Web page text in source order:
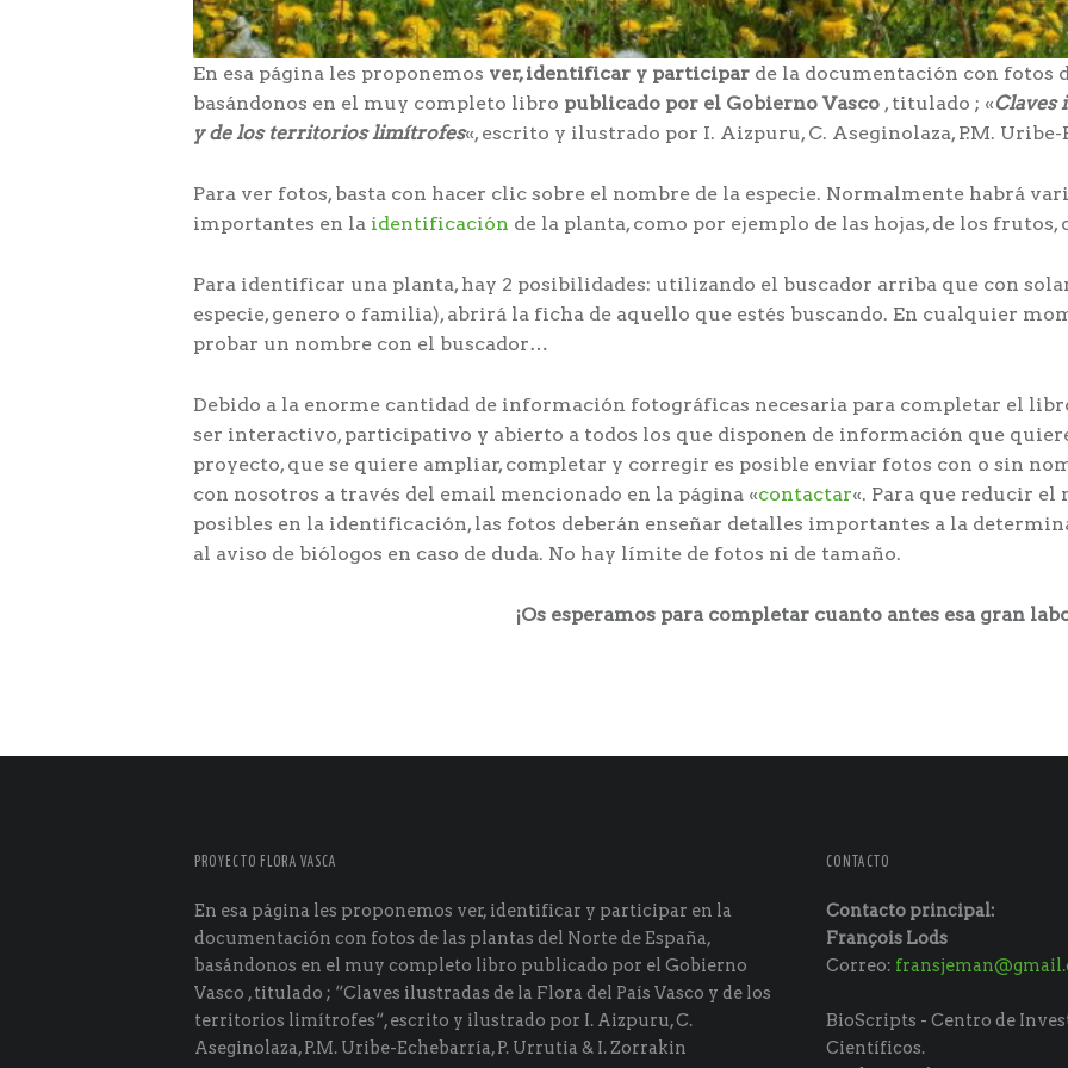
En esa página les proponemos ver, identificar y participar de la documentación con fotos
basándonos en el muy completo libro publicado por el Gobierno Vasco , titulado ; «Claves
y de los territorios limítrofes«, escrito y ilustrado por I. Aizpuru, C. Aseginolaza, P.M.
Para ver fotos, basta con hacer clic sobre el nombre de la especie. Normalmente habrá
importantes en la identificación de la planta, como por ejemplo de las hojas, de los
Para identificar una planta, hay 2 posibilidades: utilizando el buscador arriba que con
especie, genero o familia), abrirá la ficha de aquello que estés buscando. En cualquier
probar un nombre con el buscador…
Debido a la enorme cantidad de información fotográficas necesaria para completar el
ser interactivo, participativo y abierto a todos los que disponen de información que
proyecto, que se quiere ampliar, completar y corregir es posible enviar fotos con o sin
con nosotros a través del email mencionado en la página «contactar«. Para que reducir
posibles en la identificación, las fotos deberán enseñar detalles importantes a la
al aviso de biólogos en caso de duda. No hay límite de fotos ni de tamaño.
¡Os esperamos para completar cuanto antes esa gran
PROYECTO FLORA VASCA
En esa página les proponemos ver, identificar y participar en la
documentación con fotos de las plantas del Norte de España,
basándonos en el muy completo libro publicado por el Gobierno
Vasco , titulado ; “Claves ilustradas de la Flora del País Vasco y de los
territorios limítrofes“, escrito y ilustrado por I. Aizpuru, C.
Aseginolaza, P.M. Uribe-Echebarría, P. Urrutia & I. Zorrakin
CONTACTO
Contacto principal:
François Lods
Correo:
BioScripts - Centro de
Científicos.